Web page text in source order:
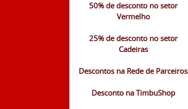
50% de desconto no setor
Vermelho
25% de desconto no setor
Cadeiras
Descontos na Rede de Parceiros
Desconto na TimbuShop